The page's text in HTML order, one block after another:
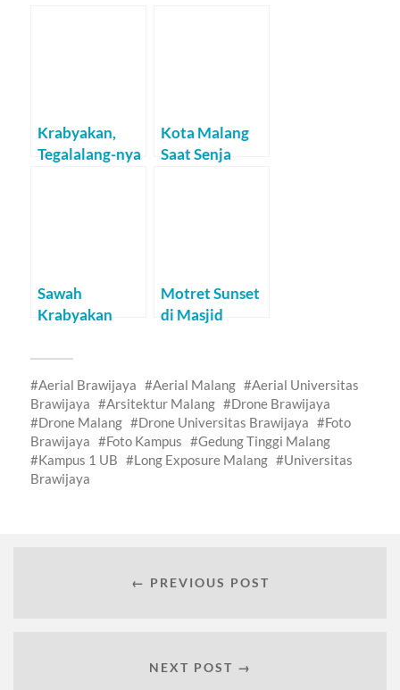
Krabyakan,
Tegalalang-nya
Kota Malang
Saat Senja
Sawah
Krabyakan
Langit
Motret Sunset
di Masjid
Aerial Brawijaya Aerial Malang
Aerial Universitas
Brawijaya
Arsitektur Malang
Drone Brawijaya
Drone Malang
Drone Universitas Brawijaya
Foto
Brawijaya
Foto Kampus
Gedung Tinggi Malang
Kampus 1 UB
Long Exposure Malang
Universitas
Brawijaya
← PREVIOUS POST
NEXT POST →